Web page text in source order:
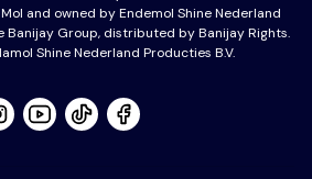
and owned by Endemol Shine Nederland
Banijay Group, distributed by Banijay Rights.
Shine Nederland Producties B.V.